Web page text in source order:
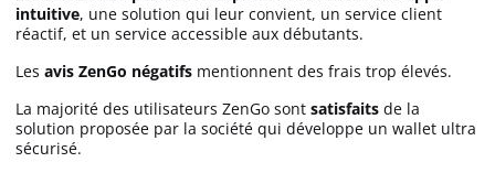
intuitive, une solution qui leur convient, un service client
réactif, et un service accessible aux débutants.
Les avis ZenGo négatifs mentionnent des frais trop élevés.
La majorité des utilisateurs ZenGo sont satisfaits de la
solution proposée par la société qui développe un wallet ultra
sécurisé.